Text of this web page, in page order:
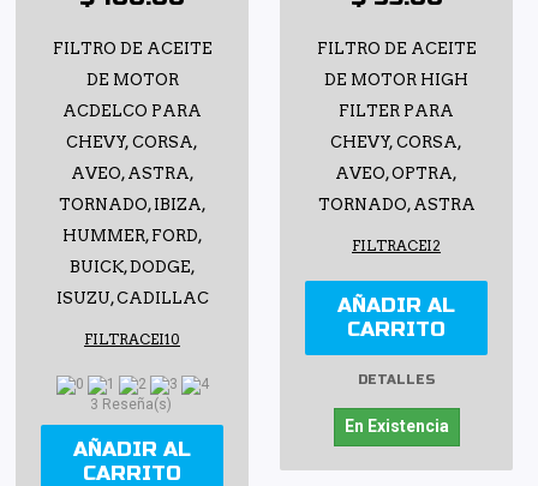
FILTRO DE ACEITE
DE MOTOR
ACDELCO PARA
CHEVY, CORSA,
AVEO, ASTRA,
TORNADO, IBIZA,
HUMMER, FORD,
BUICK, DODGE,
ISUZU, CADILLAC
FILTRACEI10
3 Reseña(s)
AÑADIR AL
CARRITO
FILTRO DE ACEITE
DE MOTOR HIGH
FILTER PARA
CHEVY, CORSA,
AVEO, OPTRA,
TORNADO, ASTRA
FILTRACEI2
AÑADIR AL
CARRITO
DETALLES
En Existencia